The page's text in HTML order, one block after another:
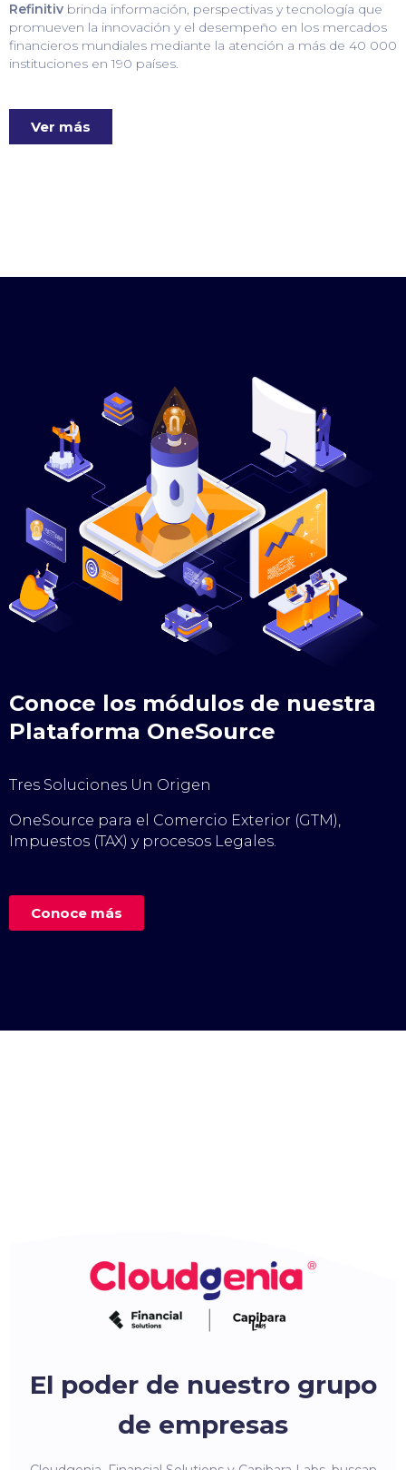
Refinitiv brinda información, perspectivas y tecnología que
promueven la innovación y el desempeño en los mercados
financieros mundiales mediante la atención a más de 40 000
instituciones en 190 países.
Ver más
Conoce los módulos de nuestra
Plataforma OneSource
Tres Soluciones Un Origen
OneSource para el Comercio Exterior (GTM),
Impuestos (TAX) y procesos Legales.
Conoce más
El poder de nuestro grupo
de empresas